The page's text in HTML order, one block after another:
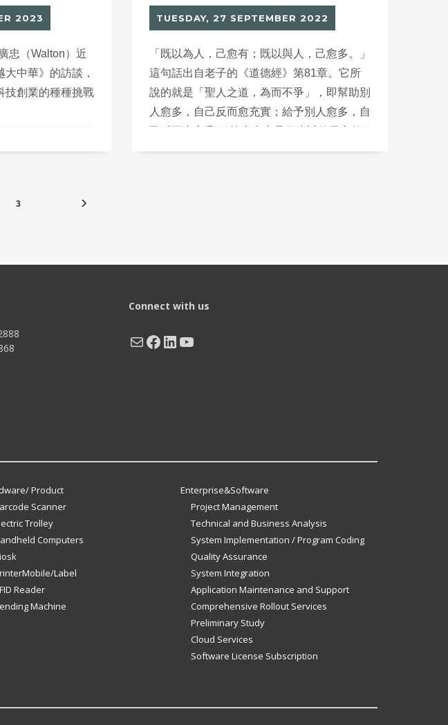
2023
忠（Walton）近
中華》的訪談，
技創業的種種挑戰
TUESDAY, 27 SEPTEMBER 2022
「既以為人，己愈有；既以與人，己愈多。」
這句話出自老子的《道德經》第81章。它所
說的就是「聖人之道，為而不爭」，即幫助別
人愈多，自己反而愈充實；給予別人愈多，自
徒，我每個星期日都會陪伴她到教堂參加崇
3
Connect with us
MailFacebook
LinkedIn
YouTube
Product
Scanner
Trolley
Computers
Label
Reader
Machine
Enterprise&Software
Project Management
Technical and Business Analysis
System Implementation / Program Coding
Quality Assurance
System Integration
Application Maintenance and Support
Comprehensive Rollout Services
Preliminary Study
Cloud Services
Software License Subscription